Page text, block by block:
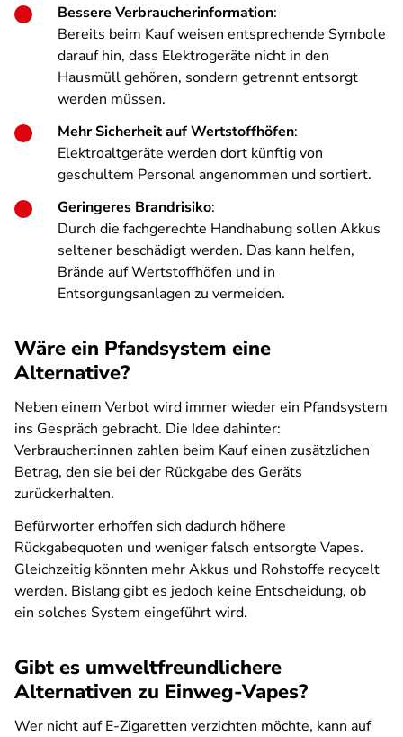
Bessere Verbraucherinformation:
Bereits beim Kauf weisen entsprechende Symbole
darauf hin, dass Elektrogeräte nicht in den
Hausmüll gehören, sondern getrennt entsorgt
werden müssen.
Mehr Sicherheit auf Wertstoffhöfen:
Elektroaltgeräte werden dort künftig von
geschultem Personal angenommen und sortiert.
Geringeres Brandrisiko:
Durch die fachgerechte Handhabung sollen Akkus
seltener beschädigt werden. Das kann helfen,
Brände auf Wertstoffhöfen und in
Entsorgungsanlagen zu vermeiden.
Wäre ein Pfandsystem eine
Alternative?
Neben einem Verbot wird immer wieder ein Pfandsystem
ins Gespräch gebracht. Die Idee dahinter:
Verbraucher:innen zahlen beim Kauf einen zusätzlichen
Betrag, den sie bei der Rückgabe des Geräts
zurückerhalten.
Befürworter erhoffen sich dadurch höhere
Rückgabequoten und weniger falsch entsorgte Vapes.
Gleichzeitig könnten mehr Akkus und Rohstoffe recycelt
werden. Bislang gibt es jedoch keine Entscheidung, ob
ein solches System eingeführt wird.
Gibt es umweltfreundlichere
Alternativen zu Einweg-Vapes?
Wer nicht auf E-Zigaretten verzichten möchte, kann auf